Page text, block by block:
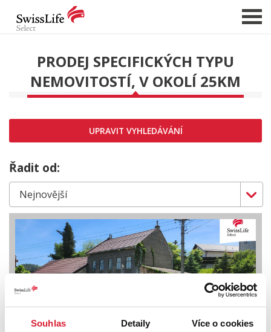
Souhlas Detaily Více o cookies
NABÍDKA NEMOVITOSTÍ
CHCI PRODAT / PRONAJMOUT
HLÍDAT NOVÉ NABÍDKY
CHCI OCENIT NEMOVITOST
O NÁS
REFERENCE
SLUŽBY
KARIÉRA
FINANCOVÁNÍ / HYPOTÉKA
KONTAKT
PRODEJ SPECIFICKÝCH TYPU
NEMOVITOSTÍ, V OKOLÍ 25KM
UPRAVIT VYHLEDÁVÁNÍ
Řadit od: